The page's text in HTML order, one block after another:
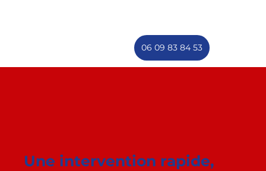
06 09 83 84 53
Une intervention rapide,